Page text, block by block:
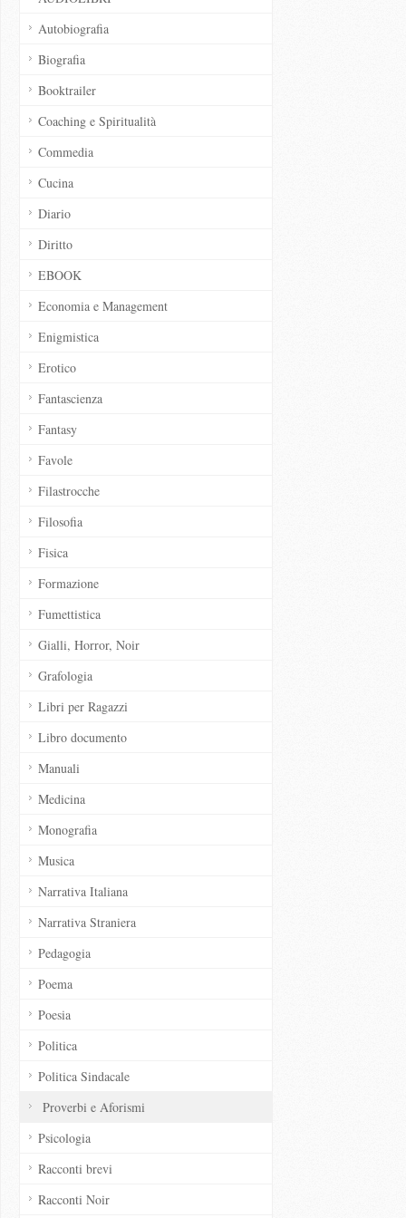
Autobiografia
Biografia
Booktrailer
Coaching e Spiritualità
Commedia
Cucina
Diario
Diritto
EBOOK
Economia e Management
Enigmistica
Erotico
Fantascienza
Fantasy
Favole
Filastrocche
Filosofia
Fisica
Formazione
Fumettistica
Gialli, Horror, Noir
Grafologia
Libri per Ragazzi
Libro documento
Manuali
Medicina
Monografia
Musica
Narrativa Italiana
Narrativa Straniera
Pedagogia
Poema
Poesia
Politica
Politica Sindacale
Proverbi e Aforismi
Psicologia
Racconti brevi
Racconti Noir